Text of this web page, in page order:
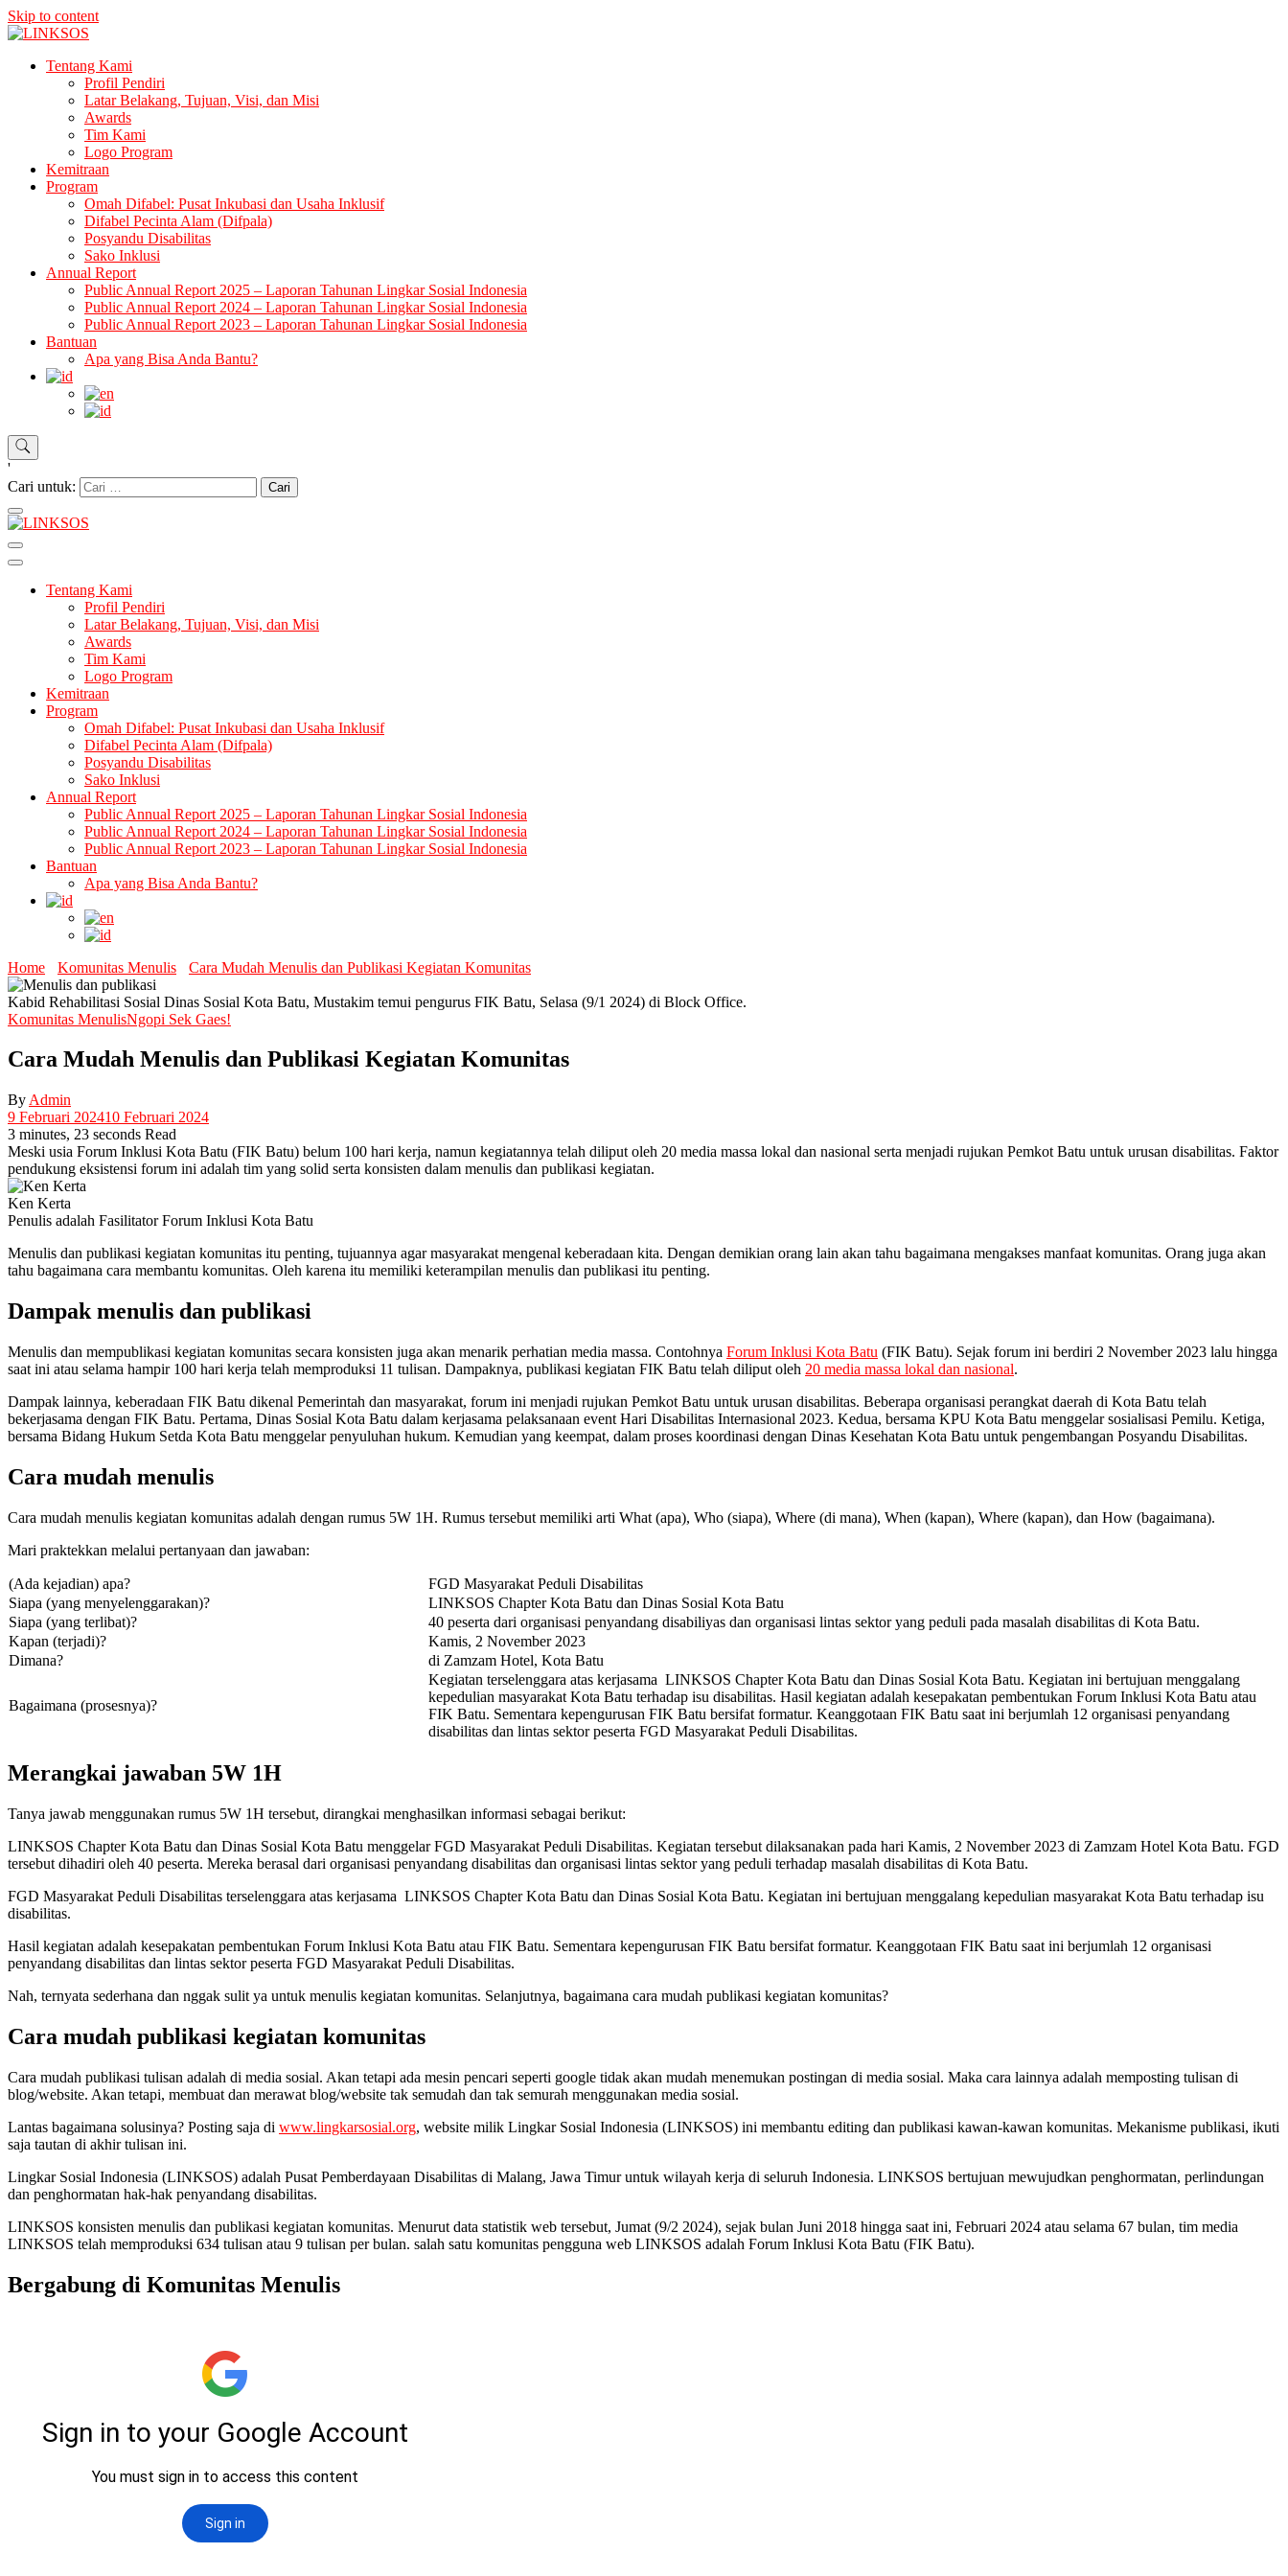
Skip to content
LINKSOSTentang Kami
Profil Pendiri
Latar Belakang, Tujuan, Visi, dan Misi
Awards
Tim Kami
Logo Program
Kemitraan
Program
Omah Difabel: Pusat Inkubasi dan Usaha Inklusif
Difabel Pecinta Alam (Difpala)
Posyandu Disabilitas
Sako Inklusi
Annual Report
Public Annual Report 2025 – Laporan Tahunan Lingkar Sosial Indonesia
Public Annual Report 2024 – Laporan Tahunan Lingkar Sosial Indonesia
Public Annual Report 2023 – Laporan Tahunan Lingkar Sosial Indonesia
Bantuan
Apa yang Bisa Anda Bantu?
'
Cari untuk:
Tentang Kami
Profil Pendiri
Latar Belakang, Tujuan, Visi, dan Misi
Awards
Tim Kami
Logo Program
Kemitraan
Program
Omah Difabel: Pusat Inkubasi dan Usaha Inklusif
Difabel Pecinta Alam (Difpala)
Posyandu Disabilitas
Sako Inklusi
Annual Report
Public Annual Report 2025 – Laporan Tahunan Lingkar Sosial Indonesia
Public Annual Report 2024 – Laporan Tahunan Lingkar Sosial Indonesia
Public Annual Report 2023 – Laporan Tahunan Lingkar Sosial Indonesia
Bantuan
Apa yang Bisa Anda Bantu?
Home Komunitas Menulis Cara Mudah Menulis dan Publikasi Kegiatan Komunitas
Kabid Rehabilitasi Sosial Dinas Sosial Kota Batu, Mustakim temui pengurus FIK Batu, Selasa (9/1 2024) di Block Office.
Komunitas MenulisNgopi Sek Gaes!
Cara Mudah Menulis dan Publikasi Kegiatan Komunitas
By Admin
9 Februari 202410 Februari 2024
3 minutes, 23 seconds Read
Meski usia Forum Inklusi Kota Batu (FIK Batu) belum 100 hari kerja, namun kegiatannya telah diliput oleh 20 media massa lokal dan nasional serta menjadi rujukan Pemkot Batu untuk urusan disabilitas. Faktor
pendukung eksistensi forum ini adalah tim yang solid serta konsisten dalam menulis dan publikasi kegiatan.
Ken Kerta
Penulis adalah Fasilitator Forum Inklusi Kota Batu
Menulis dan publikasi kegiatan komunitas itu penting, tujuannya agar masyarakat mengenal keberadaan kita. Dengan demikian orang lain akan tahu bagaimana mengakses manfaat komunitas. Orang juga akan
tahu bagaimana cara membantu komunitas. Oleh karena itu memiliki keterampilan menulis dan publikasi itu penting.
Dampak menulis dan publikasi
Menulis dan mempublikasi kegiatan komunitas secara konsisten juga akan menarik perhatian media massa. Contohnya Forum Inklusi Kota Batu (FIK Batu). Sejak forum ini berdiri 2 November 2023 lalu hingga
saat ini atau selama hampir 100 hari kerja telah memproduksi 11 tulisan. Dampaknya, publikasi kegiatan FIK Batu telah diliput oleh 20 media massa lokal dan nasional.
Dampak lainnya, keberadaan FIK Batu dikenal Pemerintah dan masyarakat, forum ini menjadi rujukan Pemkot Batu untuk urusan disabilitas. Beberapa organisasi perangkat daerah di Kota Batu telah
bekerjasama dengan FIK Batu. Pertama, Dinas Sosial Kota Batu dalam kerjasama pelaksanaan event Hari Disabilitas Internasional 2023. Kedua, bersama KPU Kota Batu menggelar sosialisasi Pemilu. Ketiga,
bersama Bidang Hukum Setda Kota Batu menggelar penyuluhan hukum. Kemudian yang keempat, dalam proses koordinasi dengan Dinas Kesehatan Kota Batu untuk pengembangan Posyandu Disabilitas.
Cara mudah menulis
Cara mudah menulis kegiatan komunitas adalah dengan rumus 5W 1H. Rumus tersebut memiliki arti What (apa), Who (siapa), Where (di mana), When (kapan), Where (kapan), dan How (bagaimana).
Mari praktekkan melalui pertanyaan dan jawaban:
(Ada kejadian) apa?
FGD Masyarakat Peduli Disabilitas
Siapa (yang menyelenggarakan)?
LINKSOS Chapter Kota Batu dan Dinas Sosial Kota Batu
Siapa (yang terlibat)?
40 peserta dari organisasi penyandang disabiliyas dan organisasi lintas sektor yang peduli pada masalah disabilitas di Kota Batu.
Kapan (terjadi)?
Kamis, 2 November 2023
Dimana?
di Zamzam Hotel, Kota Batu
Bagaimana (prosesnya)?
Kegiatan terselenggara atas kerjasama LINKSOS Chapter Kota Batu dan Dinas Sosial Kota Batu. Kegiatan ini bertujuan menggalang
kepedulian masyarakat Kota Batu terhadap isu disabilitas. Hasil kegiatan adalah kesepakatan pembentukan Forum Inklusi Kota Batu atau
FIK Batu. Sementara kepengurusan FIK Batu bersifat formatur. Keanggotaan FIK Batu saat ini berjumlah 12 organisasi penyandang
disabilitas dan lintas sektor peserta FGD Masyarakat Peduli Disabilitas.
Merangkai jawaban 5W 1H
Tanya jawab menggunakan rumus 5W 1H tersebut, dirangkai menghasilkan informasi sebagai berikut:
LINKSOS Chapter Kota Batu dan Dinas Sosial Kota Batu menggelar FGD Masyarakat Peduli Disabilitas. Kegiatan tersebut dilaksanakan pada hari Kamis, 2 November 2023 di Zamzam Hotel Kota Batu. FGD
tersebut dihadiri oleh 40 peserta. Mereka berasal dari organisasi penyandang disabilitas dan organisasi lintas sektor yang peduli terhadap masalah disabilitas di Kota Batu.
FGD Masyarakat Peduli Disabilitas terselenggara atas kerjasama LINKSOS Chapter Kota Batu dan Dinas Sosial Kota Batu. Kegiatan ini bertujuan menggalang kepedulian masyarakat Kota Batu terhadap isu
disabilitas.
Hasil kegiatan adalah kesepakatan pembentukan Forum Inklusi Kota Batu atau FIK Batu. Sementara kepengurusan FIK Batu bersifat formatur. Keanggotaan FIK Batu saat ini berjumlah 12 organisasi
penyandang disabilitas dan lintas sektor peserta FGD Masyarakat Peduli Disabilitas.
Nah, ternyata sederhana dan nggak sulit ya untuk menulis kegiatan komunitas. Selanjutnya, bagaimana cara mudah publikasi kegiatan komunitas?
Cara mudah publikasi kegiatan komunitas
Cara mudah publikasi tulisan adalah di media sosial. Akan tetapi ada mesin pencari seperti google tidak akan mudah menemukan postingan di media sosial. Maka cara lainnya adalah memposting tulisan di
blog/website. Akan tetapi, membuat dan merawat blog/website tak semudah dan tak semurah menggunakan media sosial.
Lantas bagaimana solusinya? Posting saja di www.lingkarsosial.org, website milik Lingkar Sosial Indonesia (LINKSOS) ini membantu editing dan publikasi kawan-kawan komunitas. Mekanisme publikasi, ikuti
saja tautan di akhir tulisan ini.
Lingkar Sosial Indonesia (LINKSOS) adalah Pusat Pemberdayaan Disabilitas di Malang, Jawa Timur untuk wilayah kerja di seluruh Indonesia. LINKSOS bertujuan mewujudkan penghormatan, perlindungan
dan penghormatan hak-hak penyandang disabilitas.
LINKSOS konsisten menulis dan publikasi kegiatan komunitas. Menurut data statistik web tersebut, Jumat (9/2 2024), sejak bulan Juni 2018 hingga saat ini, Februari 2024 atau selama 67 bulan, tim media
LINKSOS telah memproduksi 634 tulisan atau 9 tulisan per bulan. salah satu komunitas pengguna web LINKSOS adalah Forum Inklusi Kota Batu (FIK Batu).
Bergabung di Komunitas Menulis